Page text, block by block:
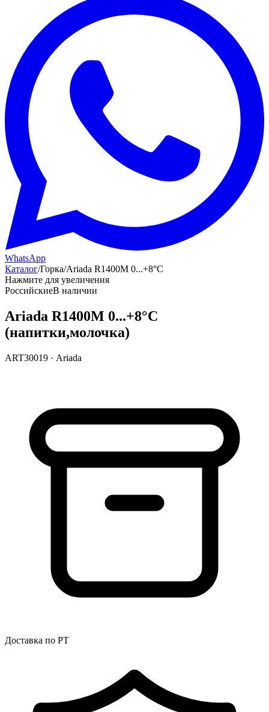
WhatsApp
Каталог/Горка/Ariada R1400M 0...+8°С
Нажмите для увеличения
РоссийскиеВ наличии
Ariada R1400M 0...+8°С
(напитки,молочка)
ART30019 · Ariada
Доставка по РТ